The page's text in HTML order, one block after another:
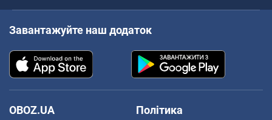
Завантажуйте наш додаток
OBOZ.UA
Політика